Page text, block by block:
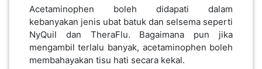
Acetaminophen boleh didapati dalam
kebanyakan jenis ubat batuk dan selsema seperti
NyQuil dan TheraFlu. Bagaimana pun jika
mengambil terlalu banyak, acetaminophen boleh
membahayakan tisu hati secara kekal.
KELANTAN(22)
PERAK(41)